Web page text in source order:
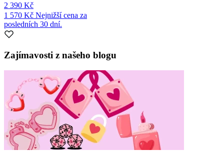
2 390 Kč
1 570 Kč Nejnižší cena za
posledních 30 dní.
Zajímavosti z našeho blogu